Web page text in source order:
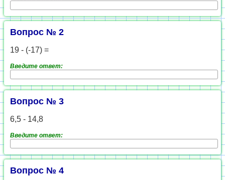
Вопрос № 2
19 - (-17) =
Введите ответ:
Вопрос № 3
6,5 - 14,8
Введите ответ:
Вопрос № 4